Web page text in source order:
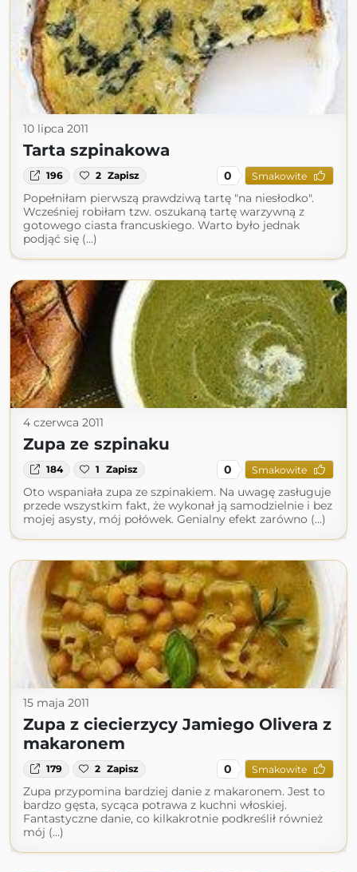
10 lipca 2011
Tarta szpinakowa
196 2 Zapisz 0 Smakowite
Popełniłam pierwszą prawdziwą tartę "na niesłodko".
Wcześniej robiłam tzw. oszukaną tartę warzywną z
gotowego ciasta francuskiego. Warto było jednak
podjąć się (...)
4 czerwca 2011
Zupa ze szpinaku
184 1 Zapisz 0 Smakowite
Oto wspaniała zupa ze szpinakiem. Na uwagę zasługuje
przede wszystkim fakt, że wykonał ją samodzielnie i bez
mojej asysty, mój połówek. Genialny efekt zarówno (...)
15 maja 2011
Zupa z ciecierzycy Jamiego Olivera z
makaronem
179 2 Zapisz 0 Smakowite
Zupa przypomina bardziej danie z makaronem. Jest to
bardzo gęsta, sycąca potrawa z kuchni włoskiej.
Fantastyczne danie, co kilkakrotnie podkreślił również
mój (...)